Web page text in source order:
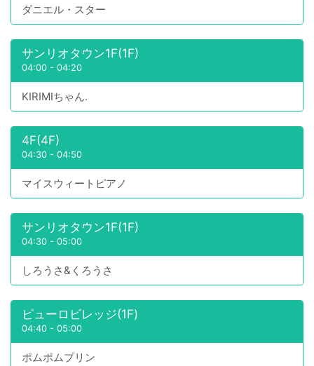
ダニエル・スター
サンリオタウン1F(1F)
04:00 - 04:20
KIRIMIちゃん.
4F(4F)
04:30 - 04:50
マイスウィートピアノ
サンリオタウン1F(1F)
04:30 - 05:00
しろうさ&くろうさ
ピューロビレッジ(1F)
04:40 - 05:00
ポムポムプリン